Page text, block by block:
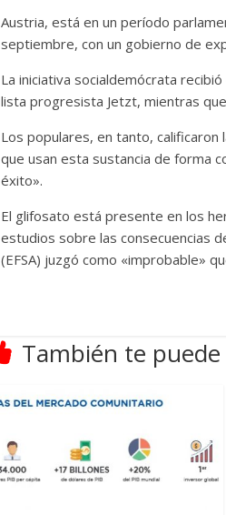
Austria, está en un período
septiembre, con un gobierno de
La iniciativa socialdemócrata
lista progresista Jetzt, mientras
Los populares, en tanto,
que usan esta sustancia de forma
éxito».
El glifosato está presente en los
estudios sobre las consecuencias
(EFSA) juzgó como «improbable»
También te